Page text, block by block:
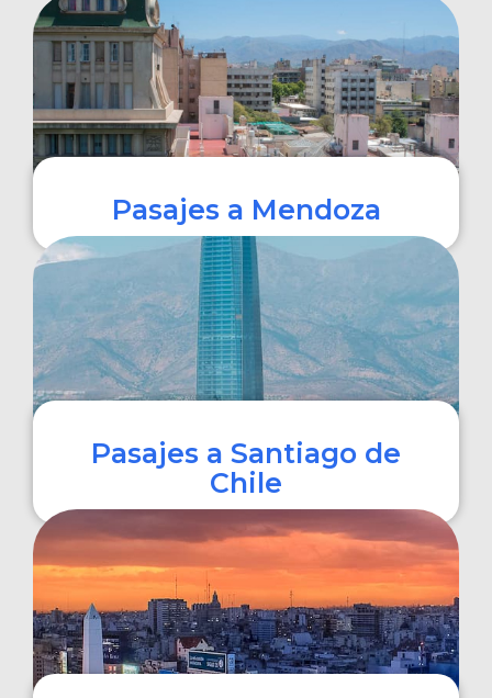
Pasajes a Mendoza
COMPRAR
Pasajes a Santiago de
Chile